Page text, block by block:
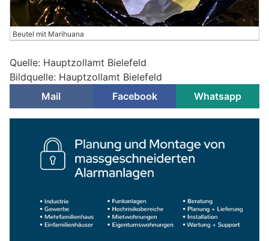
Beutel mit Marihuana
Quelle: Hauptzollamt Bielefeld
Bildquelle: Hauptzollamt Bielefeld
Mail
Facebook Whatsapp